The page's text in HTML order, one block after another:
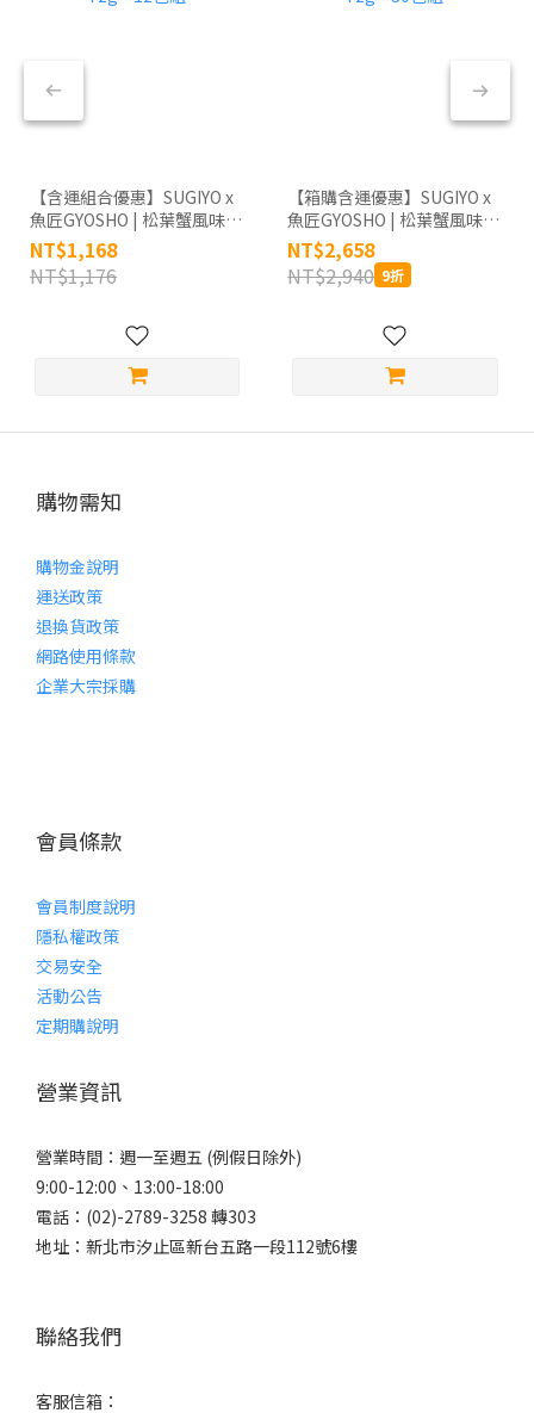
【含運組合優惠】SUGIYO x
魚匠GYOSHO | 松葉蟹風味棒
72g * 12包組
NT$1,168
NT$1,176
【箱購含運優惠】SUGIYO x
魚匠GYOSHO | 松葉蟹風味棒
72g * 30包組
NT$2,658
NT$2,940 9折
購物需知
購物金說明
運送政策
退換貨政策
網路使用條款
企業大宗採購
會員條款
會員制度說明
隱私權政策
交易安全
活動公告
定期購說明
營業資訊
營業時間：週一至週五 (例假日除外)
9:00-12:00、13:00-18:00
電話：(02)-2789-3258 轉303
地址：新北市汐止區新台五路一段112號6樓
聯絡我們
客服信箱：